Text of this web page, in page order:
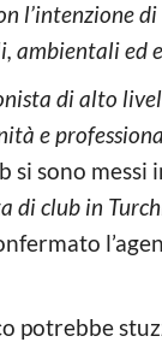
l’intenzione
ambientali ed
di alto
e
si sono messi
di club in
potrebbe